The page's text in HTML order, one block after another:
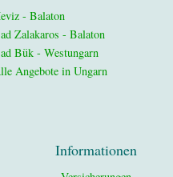
- Balaton
Zalakaros - Balaton
Bük - Westungarn
Angebote in Ungarn
Informationen